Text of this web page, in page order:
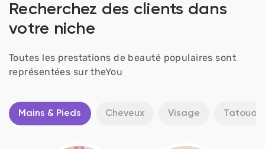
Recherchez des clients dans
votre niche
Toutes les prestations de beauté populaires sont
représentées sur theYou
Mains & Pieds Cheveux Visage